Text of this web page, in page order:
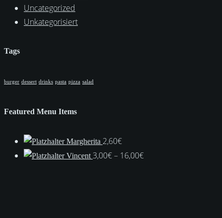
Uncategorized
Unkategorisiert
Tags
burger dessert drinks pasta pizza salad
Featured Menu Items
Margherita 2,60€
Vincent 3,00€– 16,00€Preisspanne: